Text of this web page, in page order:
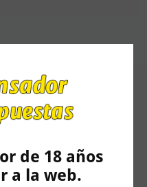
de 18 años
a la web.